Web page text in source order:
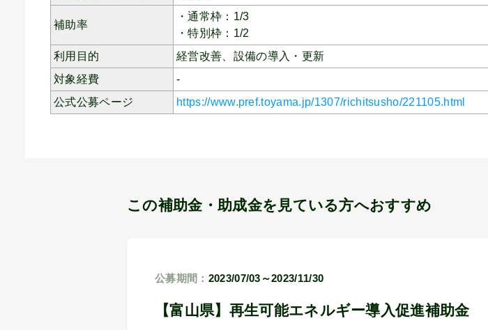
補助率
・通常枠：1/3
・特別枠：1/2
利用目的
経営改善、 設備の導入・更新
対象経費
-
公式公募ページ
https://www.pref.toyama.jp/1307/richitsusho/221105.html
この補助金・助成金を見ている方へおすすめ
公募期間： 2023/07/03～2023/11/30
【富山県】再生可能エネルギー導入促進補助金